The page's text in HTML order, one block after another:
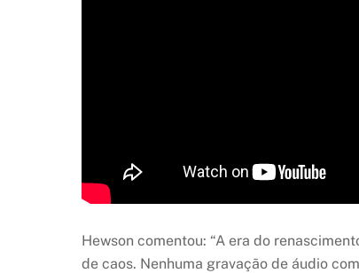
Hewson comentou: “A era do
de caos. Nenhuma gravação de áudio